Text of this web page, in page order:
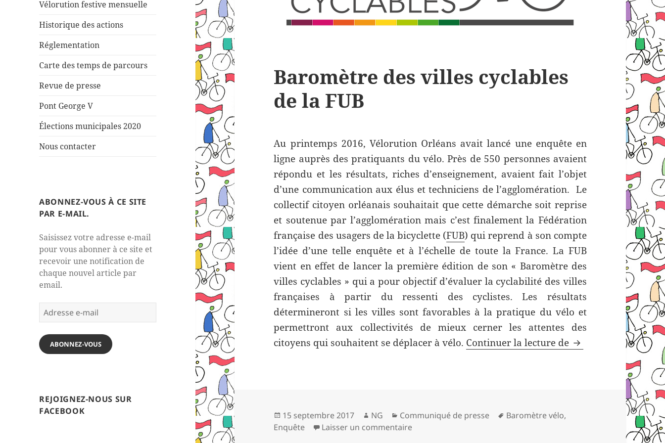
Vélorution festive mensuelle
Historique des actions
Réglementation
Carte des temps de parcours
Revue de presse
Pont George V
Élections municipales 2020
Nous contacter
ABONNEZ-VOUS À CE SITE
PAR E-MAIL.
Saisissez votre adresse e-mail
pour vous abonner à ce site et
recevoir une notification de
chaque nouvel article par
email.
Adresse
e-
mail
ABONNEZ-VOUS
REJOIGNEZ-NOUS SUR
FACEBOOK
Baromètre des villes cyclables
de la FUB
Au printemps 2016, Vélorution Orléans avait lancé une enquête en
ligne auprès des pratiquants du vélo. Près de 550 personnes avaient
répondu et les résultats, riches d’enseignement, avaient fait l’objet
d’une communication aux élus et techniciens de l’agglomération. Le
collectif citoyen orléanais souhaitait que cette démarche soit reprise
et soutenue par l’agglomération mais c’est finalement la Fédération
française des usagers de la bicyclette (FUB) qui reprend à son compte
l’idée d’une telle enquête et à l’échelle de toute la France. La FUB
vient en effet de lancer la première édition de son « Baromètre des
villes cyclables » qui a pour objectif d’évaluer la cyclabilité des villes
françaises à partir du ressenti des cyclistes. Les résultats
détermineront si les villes sont favorables à la pratique du vélo et
permettront aux collectivités de mieux cerner les attentes des
citoyens qui souhaitent se déplacer à vélo. Continuer la lecture de Baromètre des
Publié
le
15 septembre 2017 Auteur
NG Catégories
Communiqué de presse
Mots-
Baromètre vélo,
Enquête
Laisser un commentairesur Baromètre des villes cyclables de la FUB